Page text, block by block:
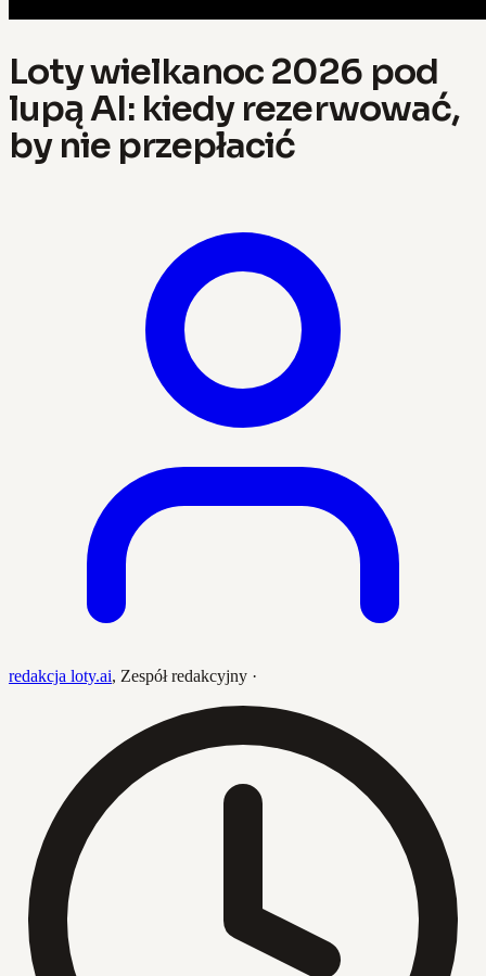
Loty wielkanoc 2026 pod
lupą AI: kiedy rezerwować,
by nie przepłacić
redakcja loty.ai, Zespół redakcyjny ·